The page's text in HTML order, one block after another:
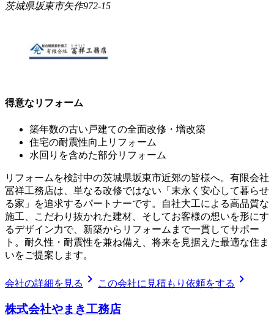
茨城県坂東市矢作972-15
得意なリフォーム
築年数の古い戸建ての全面改修・増改築
住宅の耐震性向上リフォーム
水回りを含めた部分リフォーム
リフォームを検討中の茨城県坂東市近郊の皆様へ。有限会社
冨祥工務店は、単なる改修ではない「末永く安心して暮らせ
る家」を追求するパートナーです。自社大工による高品質な
施工、こだわり抜かれた建材、そしてお客様の想いを形にす
るデザイン力で、新築からリフォームまで一貫してサポー
ト。耐久性・耐震性を兼ね備え、将来を見据えた最適な住ま
いをご提案します。
会社の詳細を見る chevron_right この会社に見積もり依頼をする chevron_right
株式会社やまき工務店